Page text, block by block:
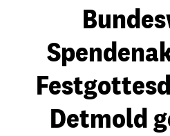
Detmold